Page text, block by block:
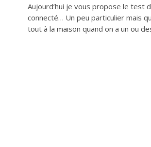
Aujourd’hui je vous propose le test
connecté… Un peu particulier mais
tout à la maison quand on a un ou